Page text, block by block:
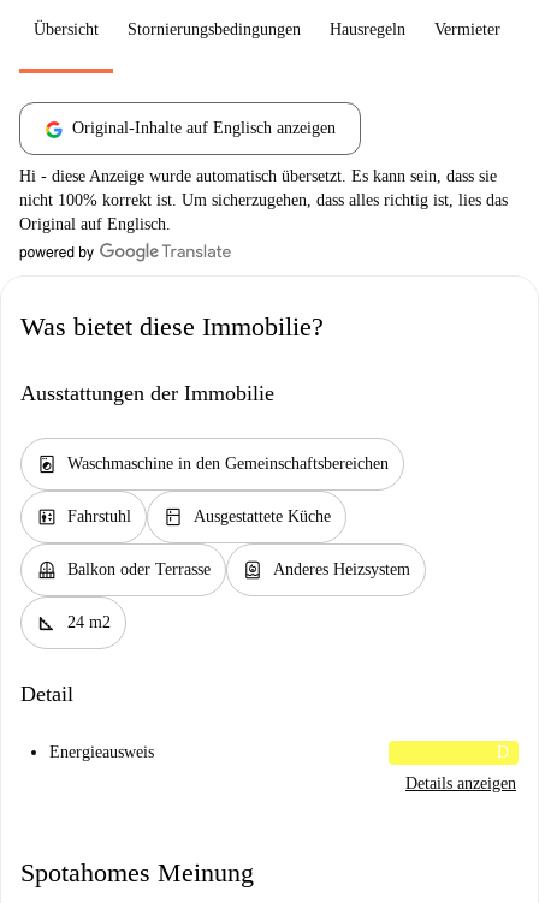
Übersicht Stornierungsbedingungen Hausregeln Vermieter
Original-Inhalte auf Englisch anzeigen
Hi - diese Anzeige wurde automatisch übersetzt. Es kann sein, dass sie
nicht 100% korrekt ist. Um sicherzugehen, dass alles richtig ist, lies das
Original auf Englisch.
Was bietet diese Immobilie?
Ausstattungen der Immobilie
local_laundry_service Waschmaschine in den Gemeinschaftsbereichen
elevator Fahrstuhl kitchen Ausgestattete Küche
balcony Balkon oder Terrasse water_heater Anderes Heizsystem
square_foot 24 m2
Detail
Energieausweis
D
Details anzeigen
Spotahomes Meinung